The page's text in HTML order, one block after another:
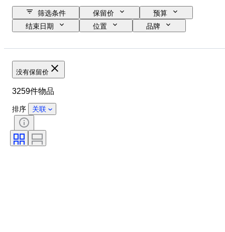
筛选条件 保留价
预算
结束日期
位置
品牌
技术
版
艺术家
没有保留价
3259件物品
排序 关联